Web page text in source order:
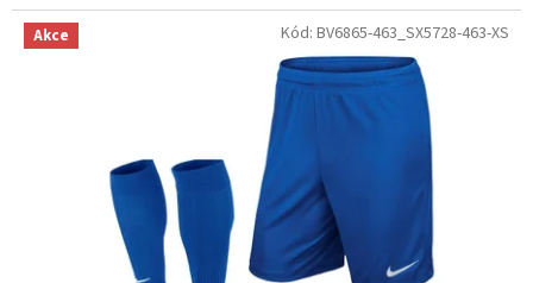
Akce Kód: BV6865-463_SX5728-463-XS